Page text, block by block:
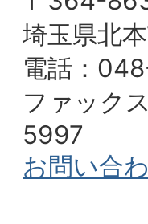
埼玉県北
電話：
ファック
5997
お問い合